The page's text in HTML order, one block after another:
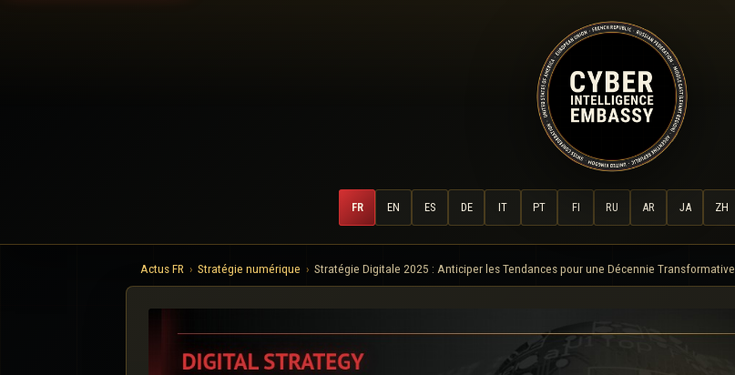
FR EN ES DE IT PT FI RU AR JA ZH
Actus FR Stratégie numérique Stratégie Digitale 2025 : Anticiper les Tendances pour une Décennie Transformative